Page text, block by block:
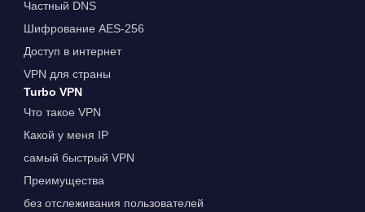
Частный DNS
Шифрование AES-256
Доступ в интернет
VPN для страны
Turbo VPN
Что такое VPN
Какой у меня IP
самый быстрый VPN
Преимущества
без отслеживания пользователей